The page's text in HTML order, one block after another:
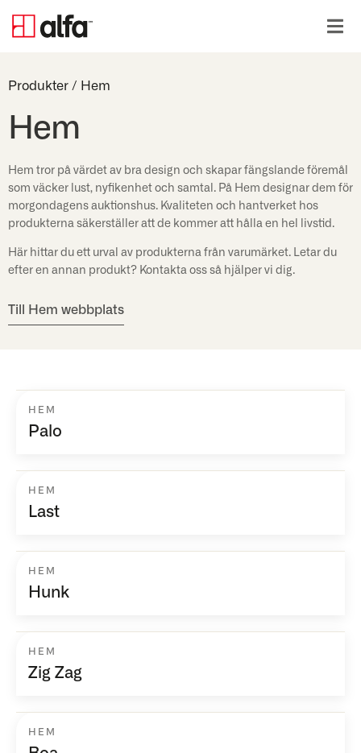
Produkter / Hem
Hem
Hem tror på värdet av bra design och skapar fängslande föremål
som väcker lust, nyfikenhet och samtal. På Hem designar dem för
morgondagens auktionshus. Kvaliteten och hantverket hos
produkterna säkerställer att de kommer att hålla en hel livstid.
Här hittar du ett urval av produkterna från varumärket. Letar du
efter en annan produkt? Kontakta oss så hjälper vi dig.
Till Hem webbplats
HEM
Palo
HEM
Last
HEM
Hunk
HEM
Zig Zag
HEM